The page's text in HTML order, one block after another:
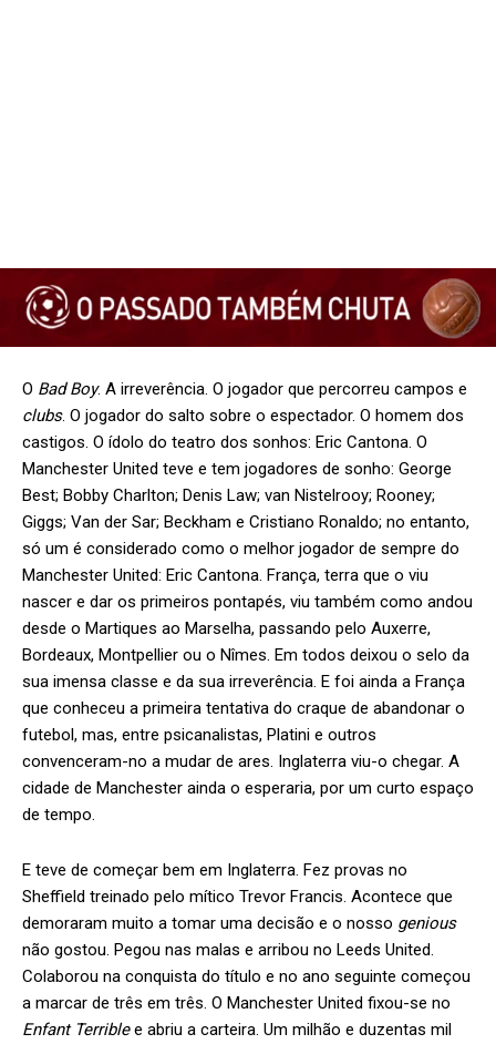
O Bad Boy. A irreverência. O jogador que percorreu campos e
clubs. O jogador do salto sobre o espectador. O homem dos
castigos. O ídolo do teatro dos sonhos: Eric Cantona. O
Manchester United teve e tem jogadores de sonho: George
Best; Bobby Charlton; Denis Law; van Nistelrooy; Rooney;
Giggs; Van der Sar; Beckham e Cristiano Ronaldo; no entanto,
só um é considerado como o melhor jogador de sempre do
Manchester United: Eric Cantona. França, terra que o viu
nascer e dar os primeiros pontapés, viu também como andou
desde o Martiques ao Marselha, passando pelo Auxerre,
Bordeaux, Montpellier ou o Nîmes. Em todos deixou o selo da
sua imensa classe e da sua irreverência. E foi ainda a França
que conheceu a primeira tentativa do craque de abandonar o
futebol, mas, entre psicanalistas, Platini e outros
convenceram-no a mudar de ares. Inglaterra viu-o chegar. A
cidade de Manchester ainda o esperaria, por um curto espaço
de tempo.
E teve de começar bem em Inglaterra. Fez provas no
Sheffield treinado pelo mítico Trevor Francis. Acontece que
demoraram muito a tomar uma decisão e o nosso genious
não gostou. Pegou nas malas e arribou no Leeds United.
Colaborou na conquista do título e no ano seguinte começou
a marcar de três em três. O Manchester United fixou-se no
Enfant Terriblee abriu a carteira. Um milhão e duzentas mil